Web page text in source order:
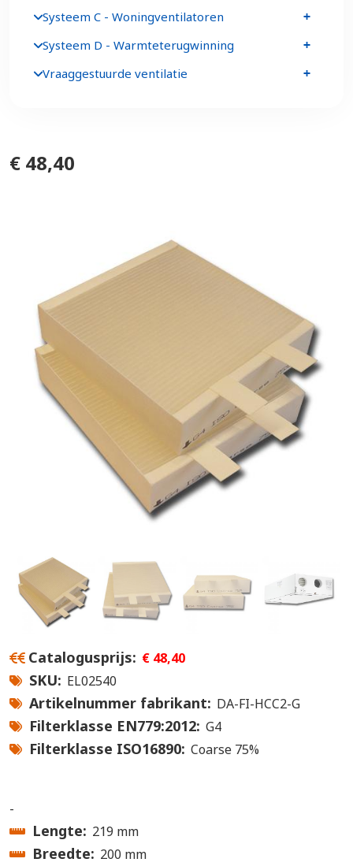
€ 48,40
Catalogusprijs € 48,40
SKU EL02540
Artikelnummer fabrikant DA-FI-HCC2-G
Filterklasse EN779:2012 G4
Filterklasse ISO16890 Coarse 75%
-
Lengte 219 mm
Breedte 200 mm
Systeem C - Woningventilatoren
Systeem D - Warmteterugwinning
Vraaggestuurde ventilatie